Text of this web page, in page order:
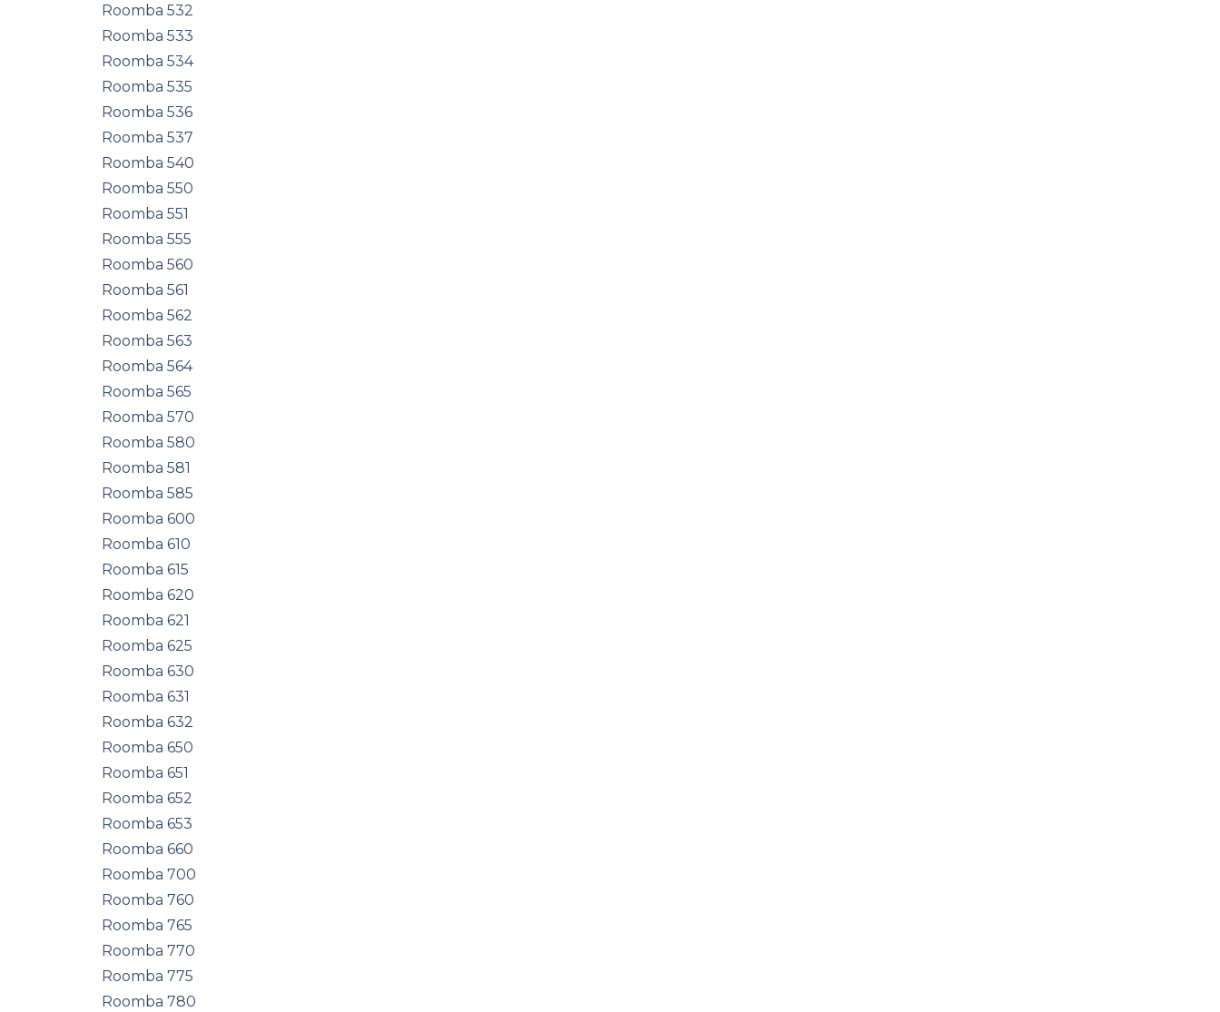
Roomba 532
Roomba 533
Roomba 534
Roomba 535
Roomba 536
Roomba 537
Roomba 540
Roomba 550
Roomba 551
Roomba 555
Roomba 560
Roomba 561
Roomba 562
Roomba 563
Roomba 564
Roomba 565
Roomba 570
Roomba 580
Roomba 581
Roomba 585
Roomba 600
Roomba 610
Roomba 615
Roomba 620
Roomba 621
Roomba 625
Roomba 630
Roomba 631
Roomba 632
Roomba 650
Roomba 651
Roomba 652
Roomba 653
Roomba 660
Roomba 700
Roomba 760
Roomba 765
Roomba 770
Roomba 775
Roomba 780